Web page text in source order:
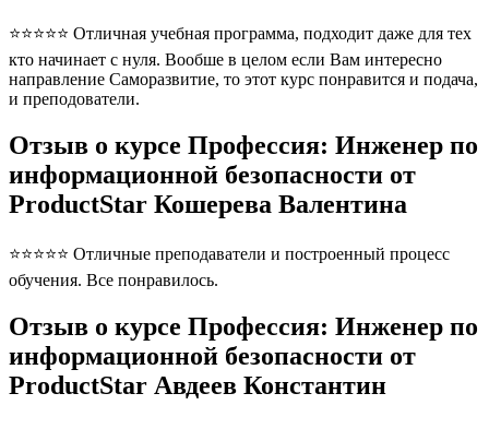
⭐⭐⭐⭐⭐ Отличная учебная программа, подходит даже для тех
кто начинает с нуля. Вообше в целом если Вам интересно
направление Саморазвитие, то этот курс понравится и подача,
и преподователи.
Отзыв о курсе Профессия: Инженер по
информационной безопасности от
ProductStar Кошерева Валентина
⭐⭐⭐⭐⭐ Отличные преподаватели и построенный процесс
обучения. Все понравилось.
Отзыв о курсе Профессия: Инженер по
информационной безопасности от
ProductStar Авдеев Константин